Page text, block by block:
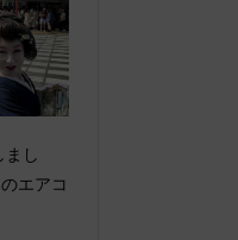
し
エアコ